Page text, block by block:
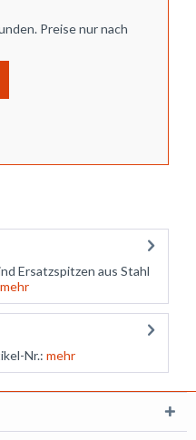
Preise nur nach
Ersatzspitzen aus Stahl
mehr
Nr.: mehr